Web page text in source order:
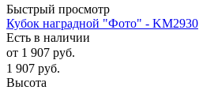
Быстрый просмотр
Кубок наградной "Фото" - KM2930
Есть в наличии
от 1 907 руб.
1 907 руб.
Высота